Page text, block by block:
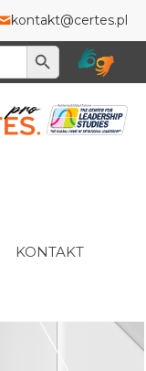
kontakt@certes.pl
KONTAKT